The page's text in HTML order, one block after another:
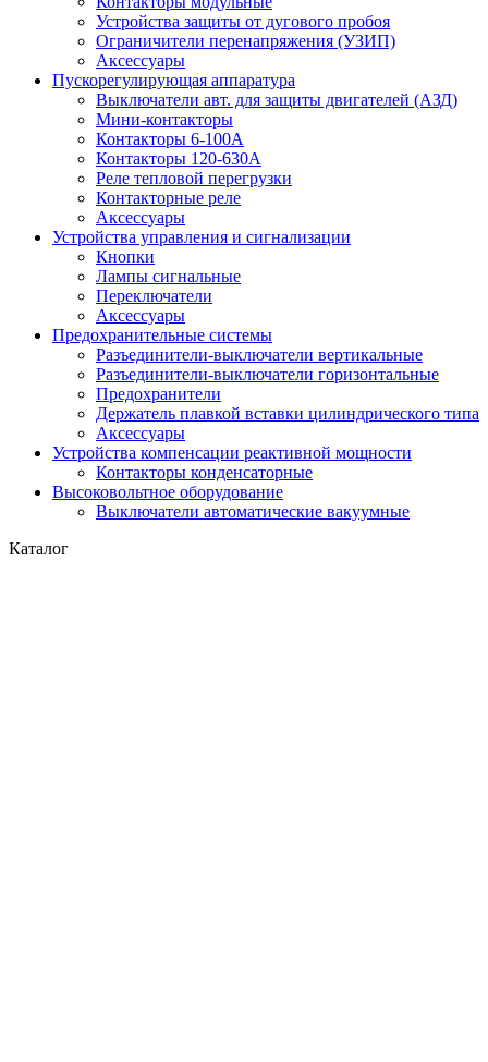
Устройства защиты от дугового пробоя
Ограничители перенапряжения (УЗИП)
Аксессуары
Пускорегулирующая аппаратура
Выключатели авт. для защиты двигателей (АЗД)
Мини-контакторы
Контакторы 6-100А
Контакторы 120-630A
Реле тепловой перегрузки
Контакторные реле
Аксессуары
Устройства управления и сигнализации
Кнопки
Лампы сигнальные
Переключатели
Аксессуары
Предохранительные системы
Разъединители-выключатели вертикальные
Разъединители-выключатели горизонтальные
Предохранители
Держатель плавкой вставки цилиндрического типа
Аксессуары
Устройства компенсации реактивной мощности
Контакторы конденсаторные
Высоковольтное оборудование
Выключатели автоматические вакуумные
Каталог